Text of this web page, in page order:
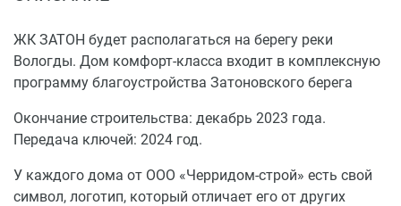
ЖК ЗАТОН будет располагаться на берегу реки
Вологды. Дом комфорт-класса входит в комплексную
программу благоустройства Затоновского берега
Окончание строительства: декабрь 2023 года.
Передача ключей: 2024 год.
У каждого дома от ООО «Черридом-строй» есть свой
символ, логотип, который отличает его от других